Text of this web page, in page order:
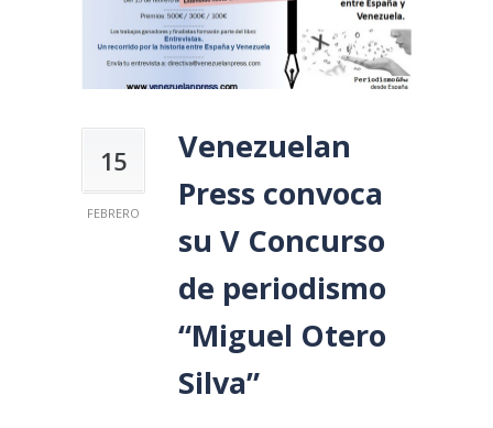
15
FEBRERO
Venezuelan
Press convoca
su V Concurso
de periodismo
“Miguel Otero
Silva”